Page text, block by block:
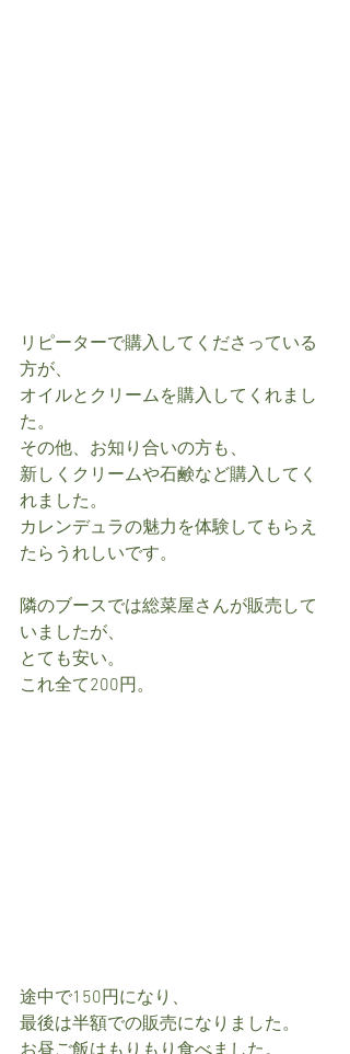
リピーターで購入してくださっている
方が、
オイルとクリームを購入してくれまし
た。
その他、お知り合いの方も、
新しくクリームや石鹸など購入してく
れました。
カレンデュラの魅力を体験してもらえ
たらうれしいです。
隣のブースでは総菜屋さんが販売して
いましたが、
とても安い。
これ全て200円。
途中で150円になり、
最後は半額での販売になりました。